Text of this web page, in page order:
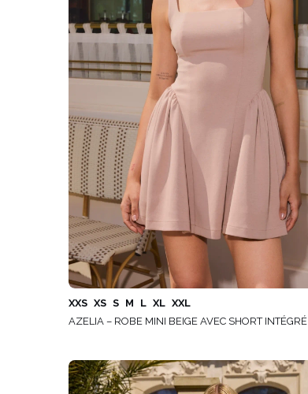
AUTOMNE
XXS XS S M L XL XXL
AZELIA – ROBE MINI BEIGE AVEC SHORT INTÉGRÉ